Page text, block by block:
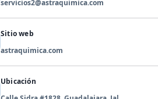
servicios2@astraquimica.com
Sitio web
astraquimica.com
Ubicación